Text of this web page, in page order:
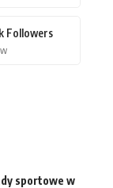
Followers
sportowe w